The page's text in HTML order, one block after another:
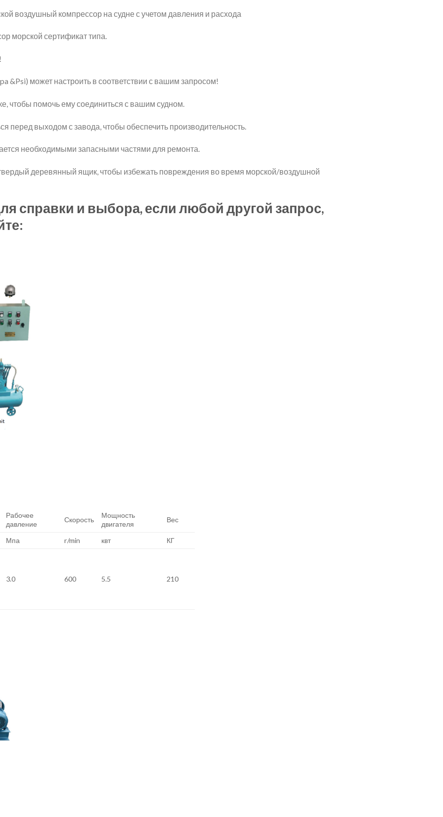
воздушный компрессор на судне с учетом давления и расхода
морской сертификат типа.
&Psi) может настроить в соответствии с вашим запросом!
чтобы помочь ему соединиться с вашим судном.
перед выходом с завода, чтобы обеспечить производительность.
необходимыми запасными частями для ремонта.
деревянный ящик, чтобы избежать повреждения во время морской/воздушной
справки и выбора, если любой другой запрос,
Рабочее
давление
Скорость
Мощность
двигателя
Вес
Мпа r/min квт КГ
3.0 600 5.5 210